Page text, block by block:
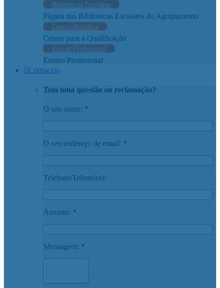
Bibliotecas Escolares
Página das Bibliotecas Escolares do Agrupamento
Centro Qualifica
Centro para a Qualificação
Ensino Profissional
Ensino Profissional
Contactos
Tem uma questão ou reclamação?
O seu nome: *
O seu endereço de email: *
Telefone/Telemóvel:
Assunto: *
Mensagem: *